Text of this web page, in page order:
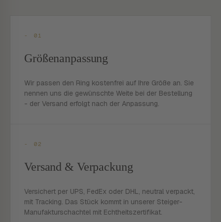
- 01
Größenanpassung
Wir passen den Ring kostenfrei auf Ihre Größe an. Sie
nennen uns die gewünschte Weite bei der Bestellung
- der Versand erfolgt nach der Anpassung.
- 02
Versand & Verpackung
Versichert per UPS, FedEx oder DHL, neutral verpackt,
mit Tracking. Das Stück kommt in unserer Steiger-
Manufakturschachtel mit Echtheitszertifikat.